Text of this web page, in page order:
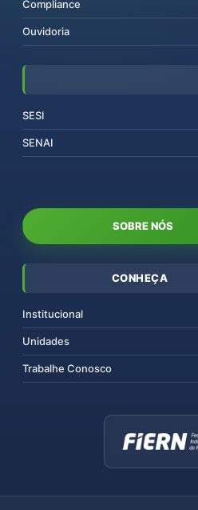
Compliance
Ouvidoria
SESI
SENAI
SOBRE NÓS
CONHEÇA
Institucional
Unidades
Trabalhe Conosco